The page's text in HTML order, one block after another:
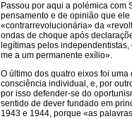
Passou por aqui a polémica com
pensamento e de opinião que
«contrarrevolucionária» da
ondas de choque após
legítimas pelos
me a um permanente exílio».
O último dos quatro eixos foi
consciência individual, e, por
por isso defender-se do
sentido de dever fundado em
1943 e 1944, porque «as